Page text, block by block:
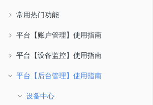
常用热门功能
平台【账户管理】使用指南
平台【设备监控】使用指南
平台【后台管理】使用指南
设备中心